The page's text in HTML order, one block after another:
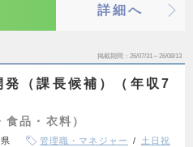
詳細へ
掲載期間 26/07/31～26/08/13
発（課長候補）（年収7
品・衣料）
管理職・マネジャー
土日祝